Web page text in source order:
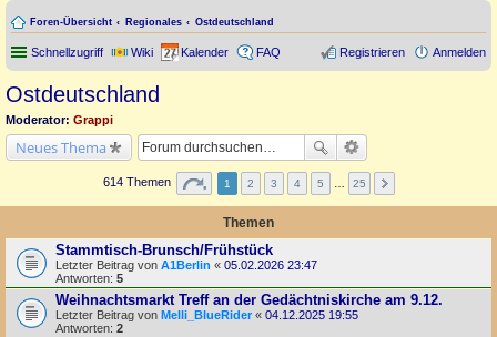
Foren-Übersicht Regionales Ostdeutschland
Schnellzugriff Wiki Kalender FAQ Anmelden
Registrieren
Ostdeutschland
Moderator: Grappi
Neues Thema
614 Themen 1 2 3 4 5 25
Themen
Stammtisch-Brunsch/Frühstück
Letzter Beitrag von A1Berlin « 05.02.2026 23:47
Antworten: 5
Weihnachtsmarkt Treff an der Gedächtniskirche am 9.12.
Letzter Beitrag von Melli_BlueRider « 04.12.2025 19:55
Antworten: 2